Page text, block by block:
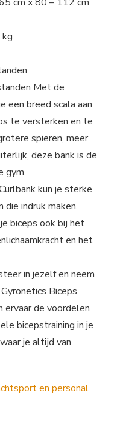
Met de
een breed scala aan
te versterken en te
spieren, meer
deze bank is de
gym.
kun je sterke
indruk maken.
biceps ook bij het
en het
in jezelf en neem
Biceps
ervaar de voordelen
bicepstraining in je
je altijd van